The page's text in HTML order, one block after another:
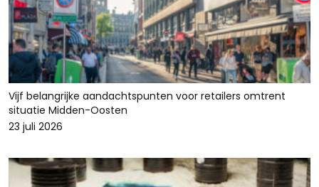
Vijf belangrijke aandachtspunten voor retailers omtrent
situatie Midden-Oosten
23 juli 2026